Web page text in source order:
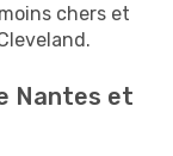
chers et
Nantes et